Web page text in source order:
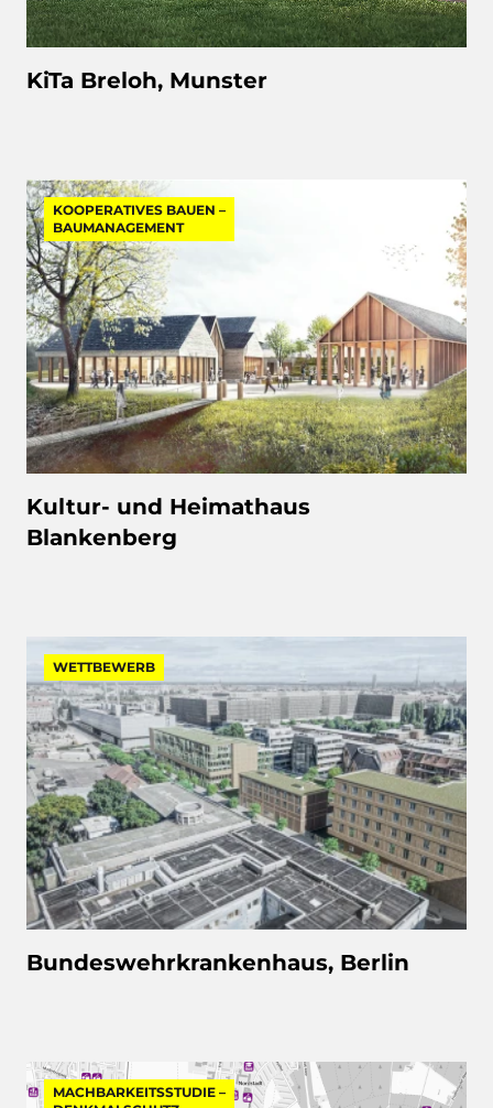
KiTa Breloh, Munster
KOOPERATIVES BAUEN –
BAUMANAGEMENT
Kultur- und Heimathaus
Blankenberg
WETTBEWERB
Bundeswehrkrankenhaus, Berlin
MACHBARKEITSSTUDIE –